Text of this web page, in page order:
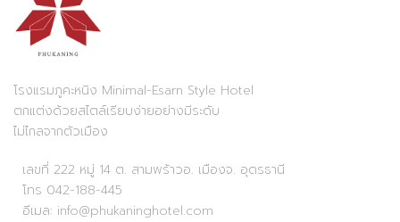
โรงแรมภูคะหนิง Minimal-Esarn Style Hotel
ตกแต่งด้วยสไตล์เรียบง่ายอย่างมีระดับ
ไม่ไกลจากตัวเมือง
เลขที่ 222 หมู่ 14 ต. สามพร้าวอ. เมืองจ. อุดรธานี
โทร 042-188-445
อีเมล: info@phukaninghotel.com